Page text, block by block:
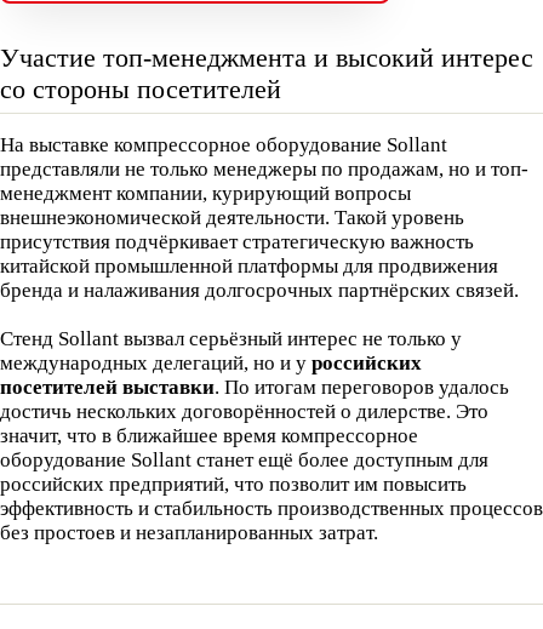
Участие топ-менеджмента и высокий интерес
со стороны посетителей
На выставке компрессорное оборудование Sollant
представляли не только менеджеры по продажам, но и топ-
менеджмент компании, курирующий вопросы
внешнеэкономической деятельности. Такой уровень
присутствия подчёркивает стратегическую важность
китайской промышленной платформы для продвижения
бренда и налаживания долгосрочных партнёрских связей.
Стенд Sollant вызвал серьёзный интерес не только у
международных делегаций, но и у российских
посетителей выставки. По итогам переговоров удалось
достичь нескольких договорённостей о дилерстве. Это
значит, что в ближайшее время компрессорное
оборудование Sollant станет ещё более доступным для
российских предприятий, что позволит им повысить
эффективность и стабильность производственных процессов
без простоев и незапланированных затрат.